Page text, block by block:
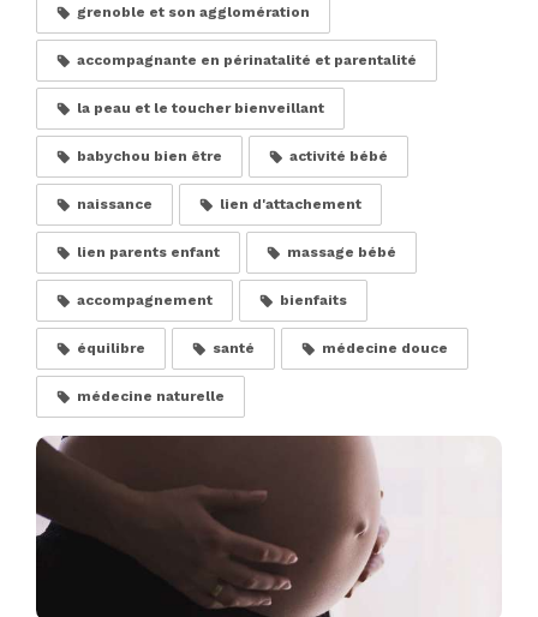
grenoble et son agglomération
accompagnante en périnatalité et parentalité
la peau et le toucher bienveillant
babychou bien être activité bébé
naissance lien d'attachement
lien parents enfant massage bébé
accompagnement bienfaits
équilibre santé médecine douce
médecine naturelle